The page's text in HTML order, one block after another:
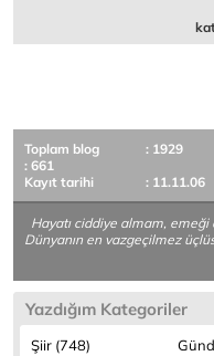
Toplam blog
: 1929
: 661
Kayıt tarihi
: 11.11.06
Hayatı ciddiye almam, emeği
Dünyanın en vazgeçilmez
Yazdığım Kategoriler
Şiir (748)